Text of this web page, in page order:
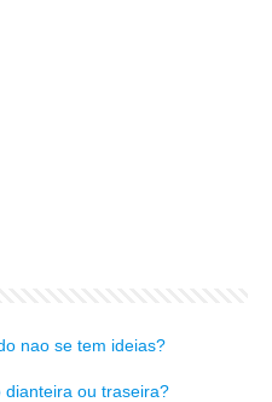
nao se tem ideias?
ou traseira?